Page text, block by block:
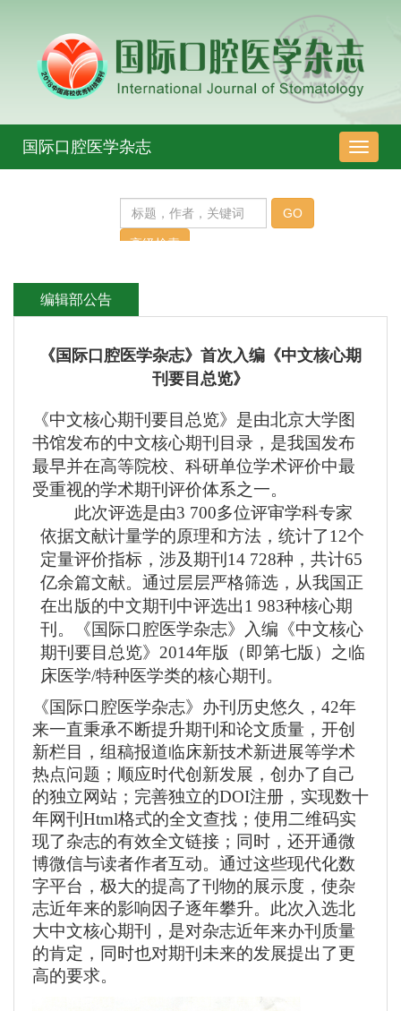
导
航
国际口腔医学杂志
编辑部公告
《国际口腔医学杂志》首次入编《中文核心期
刊要目总览》
《中文核心期刊要目总览》是由北京大学图
书馆发布的中文核心期刊目录，是我国发布
最早并在高等院校、科研单位学术评价中最
受重视的学术期刊评价体系之一。
此次评选是由3 700多位评审学科专家
依据文献计量学的原理和方法，统计了12个
定量评价指标，涉及期刊 14 728种，共计65
亿余篇文献。通过层层严格筛选，从我国正
在出版的中文期刊中评选出1 983种核心期
刊。《国际口腔医学杂志》入编《中文核心
期刊要目总览》2014年版（即第七版）之临
床医学/特种医学类的核心期刊。
《国际口腔医学杂志》办刊历史悠久， 42年
来一直秉承不断提升期刊和论文质量，开创
新栏目，组稿报道临床新技术新进展等学术
热点问题；顺应时代创新发展，创办了自己
的独立网站；完善独立的DOI注册，实现数十
年网刊 Html格式的全文查找；使用二维码实
现了杂志的有效全文链接；同时，还开通微
博微信与读者作者互动。通过这些现代化数
字平台，极大的提高了刊物的展示度，使杂
志近年来的影响因子逐年攀升。此次入选北
大中文核心期刊，是对杂志近年来办刊质量
的肯定，同时也对期刊未来的发展提出了更
高的要求。